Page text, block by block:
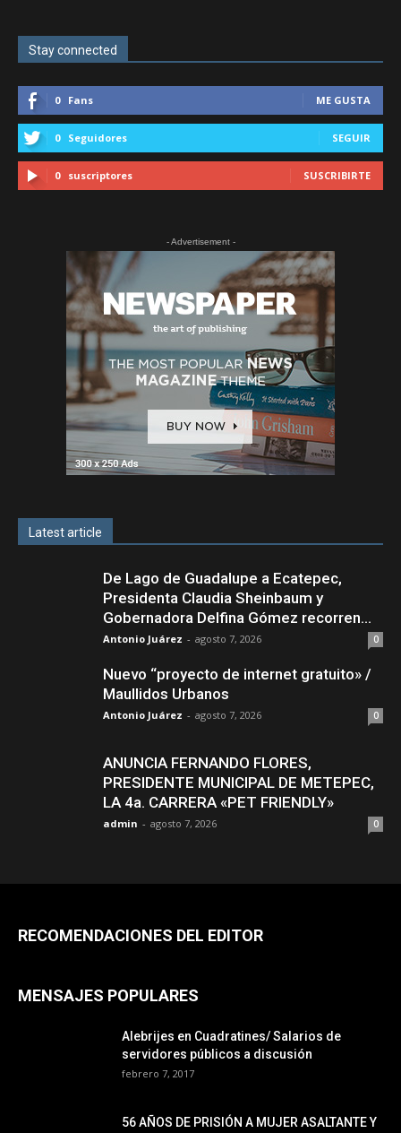
Stay connected
0 Fans ME GUSTA
0 Seguidores SEGUIR
0 suscriptores SUSCRIBIRTE
- Advertisement -
Latest article
De Lago de Guadalupe a Ecatepec,
Presidenta Claudia Sheinbaum y
Gobernadora Delfina Gómez recorren...
Antonio Juárez - agosto 7, 2026 0
Nuevo “proyecto de internet gratuito» /
Maullidos Urbanos
Antonio Juárez - agosto 7, 2026 0
ANUNCIA FERNANDO FLORES,
PRESIDENTE MUNICIPAL DE METEPEC,
LA 4a. CARRERA «PET FRIENDLY»
admin - agosto 7, 2026 0
RECOMENDACIONES DEL EDITOR
MENSAJES POPULARES
Alebrijes en Cuadratines/ Salarios de
servidores públicos a discusión
febrero 7, 2017
56 AÑOS DE PRISIÓN A MUJER ASALTANTE Y